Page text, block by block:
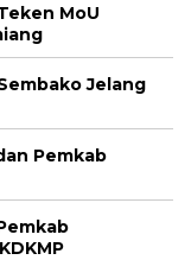
MoU
Jelang
Pemkab